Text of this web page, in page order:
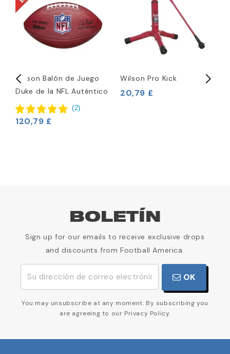
Wilson Balón de Juego
Duke de la NFL Auténtico
(2)
120,79 £
Wilson Pro Kick
20,79 £
BOLETÍN
Sign up for our emails to receive exclusive drops
and discounts from Football America.
OK
You may unsubscribe at any moment. By subscribing you
are agreeing to our Privacy Policy.